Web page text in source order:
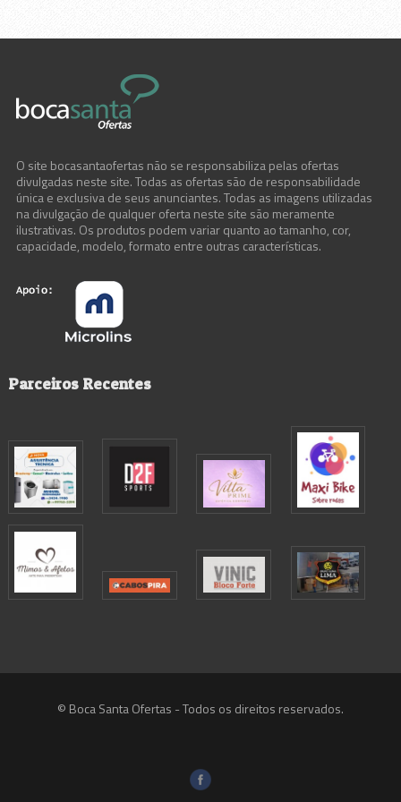
Material Hidráulico
Móveis e Decoração
Olaria
Olaria2
Tintas
Utilidades Domésticas e Presentes
O site bocasantaofertas não se responsabiliza pelas ofertas
divulgadas neste site. Todas as ofertas são de responsabilidade
única e exclusiva de seus anunciantes. Todas as imagens utilizadas
na divulgação de qualquer oferta neste site são meramente
ilustrativas. Os produtos podem variar quanto ao tamanho, cor,
capacidade, modelo, formato entre outras características.
Parceiros Recentes
© Boca Santa Ofertas - Todos os direitos reservados.